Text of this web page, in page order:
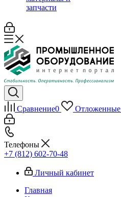
запчасти
Сравнение0 Отложенные
Телефоны
+7 (812) 602-70-48
Личный кабинет
Главная